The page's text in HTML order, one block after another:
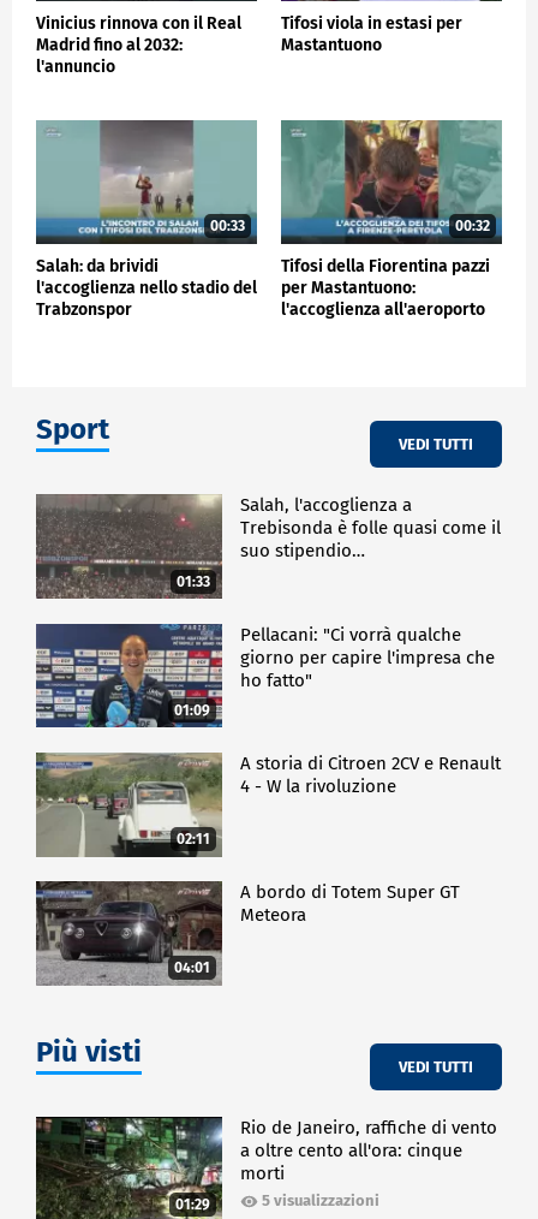
Vinicius rinnova con il Real
Madrid fino al 2032:
l'annuncio
Tifosi viola in estasi per
Mastantuono
00:33
Salah: da brividi
l'accoglienza nello stadio del
Trabzonspor
00:32
Tifosi della Fiorentina pazzi
per Mastantuono:
l'accoglienza all'aeroporto
Sport VEDI TUTTI
01:33
Salah, l'accoglienza a
Trebisonda è folle quasi come il
suo stipendio…
01:09
Pellacani: "Ci vorrà qualche
giorno per capire l'impresa che
ho fatto"
02:11
A storia di Citroen 2CV e Renault
4 - W la rivoluzione
04:01
A bordo di Totem Super GT
Meteora
Più visti VEDI TUTTI
01:29
Rio de Janeiro, raffiche di vento
a oltre cento all'ora: cinque
morti
5 visualizzazioni